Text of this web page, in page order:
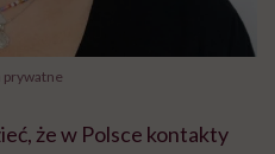
że w Polsce kontakty